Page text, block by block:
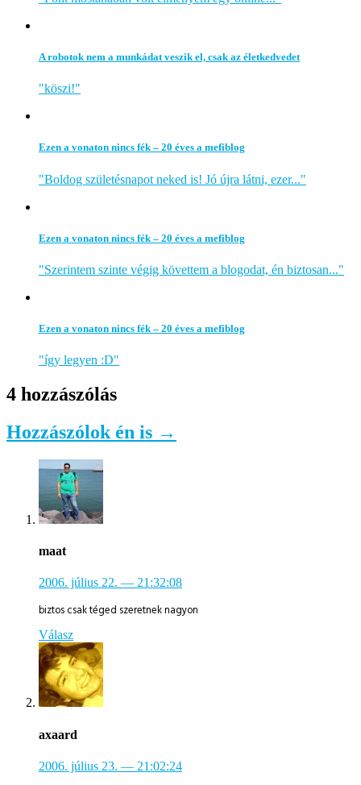
A robotok nem a munkádat veszik el, csak az életkedvedet
"köszi!"
Ezen a vonaton nincs fék – 20 éves a mefiblog
"Boldog születésnapot neked is! Jó újra látni, ezer..."
Ezen a vonaton nincs fék – 20 éves a mefiblog
"Szerintem szinte végig követtem a blogodat, én biztosan..."
Ezen a vonaton nincs fék – 20 éves a mefiblog
"így legyen :D"
4 hozzászólás
Hozzászólok én is →
maat
2006. július 22. — 21:32:08
biztos csak téged szeretnek nagyon
Válasz
axaard
2006. július 23. — 21:02:24